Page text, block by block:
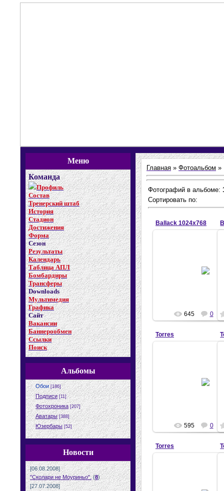
Меню
Команда
Профиль
Состав
Тренерский штаб
История
Стадион
Достижения
Форма
Сезон
Результаты
Календарь
Таблица АПЛ
Бомбардиры
Трансферы
Downloads
Мультимедия
Графика
Сайт
Вакансии
Баннерообмен
Ссылки
Поиск
Альбомы
Обои [186]
Подписи [11]
Фотохроника [207]
Аватары [388]
Юзербары [52]
Новости
[06.08.2008]
"Сколари не Моуриньо". (8)
[27.07.2008]
Главная » Фотоальбом »
Фотографий в альбоме:
Сортировать по:
Ballack 1024x768
645 0
Torres
595 0
Torres